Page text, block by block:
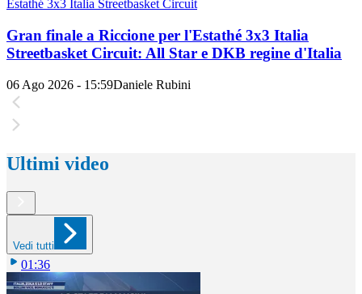
Estathé 3x3 Italia Streetbasket Circuit
Gran finale a Riccione per l'Estathé 3x3 Italia
Streetbasket Circuit: All Star e DKB regine d'Italia
06 Ago 2026 - 15:59Daniele Rubini
Ultimi video
Vedi tutti
01:36